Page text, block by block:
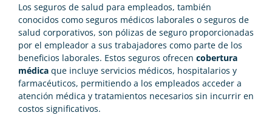
Los seguros de salud para empleados, también
conocidos como seguros médicos laborales o seguros de
salud corporativos, son pólizas de seguro proporcionadas
por el empleador a sus trabajadores como parte de los
beneficios laborales. Estos seguros ofrecen cobertura
médica que incluye servicios médicos, hospitalarios y
farmacéuticos, permitiendo a los empleados acceder a
atención médica y tratamientos necesarios sin incurrir en
costos significativos.